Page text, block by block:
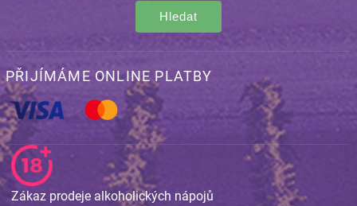
Hledat
PŘIJÍMÁME ONLINE PLATBY
Zákaz prodeje alkoholických nápojů